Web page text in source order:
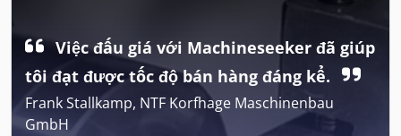
Việc đấu giá với Machineseeker đã giúp
tôi đạt được tốc độ bán hàng đáng kể.
Frank Stallkamp, NTF Korfhage Maschinenbau
GmbH